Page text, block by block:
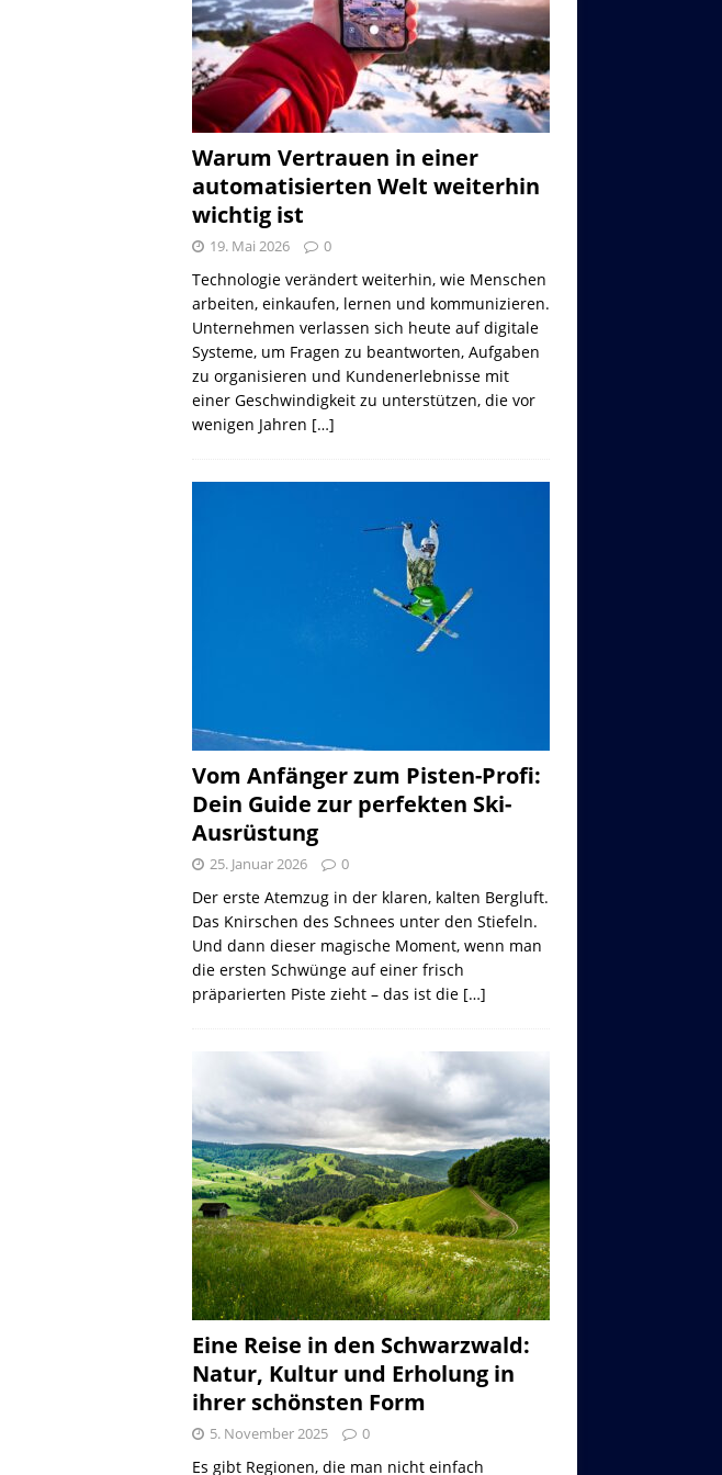
Warum Vertrauen in einer
automatisierten Welt weiterhin
wichtig ist
19. Mai 2026 0
Technologie verändert weiterhin, wie Menschen
arbeiten, einkaufen, lernen und kommunizieren.
Unternehmen verlassen sich heute auf digitale
Systeme, um Fragen zu beantworten, Aufgaben
zu organisieren und Kundenerlebnisse mit
einer Geschwindigkeit zu unterstützen, die vor
wenigen Jahren […]
Vom Anfänger zum Pisten-Profi:
Dein Guide zur perfekten Ski-
Ausrüstung
25. Januar 2026 0
Der erste Atemzug in der klaren, kalten Bergluft.
Das Knirschen des Schnees unter den Stiefeln.
Und dann dieser magische Moment, wenn man
die ersten Schwünge auf einer frisch
präparierten Piste zieht – das ist die […]
Eine Reise in den Schwarzwald:
Natur, Kultur und Erholung in
ihrer schönsten Form
5. November 2025 0
Es gibt Regionen, die man nicht einfach